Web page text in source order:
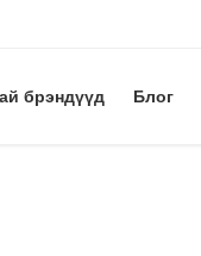
брэндүүд Блог